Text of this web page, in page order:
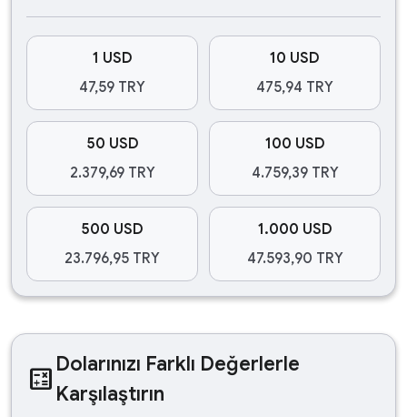
1 USD
47,59 TRY
10 USD
475,94 TRY
50 USD
2.379,69 TRY
100 USD
4.759,39 TRY
500 USD
23.796,95 TRY
1.000 USD
47.593,90 TRY
calculate Dolarınızı Farklı Değerlerle
Karşılaştırın